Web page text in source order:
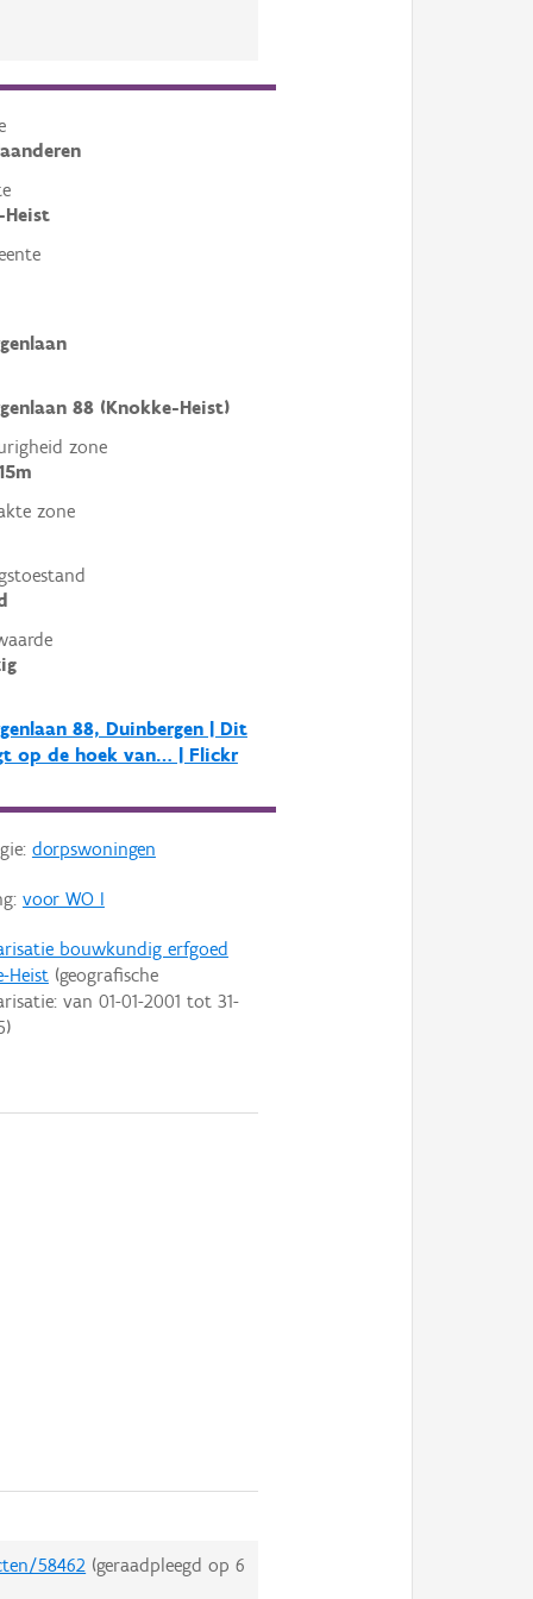
Heist
88 (Knokke-Heist)
zone
zone
88, Duinbergen | Dit
op de hoek van… | Flickr
dorpswoningen
voor WO I
bouwkundig erfgoed
Heist(geografische
van 01-01-2001 tot 31-
)
58462 (geraadpleegd op6